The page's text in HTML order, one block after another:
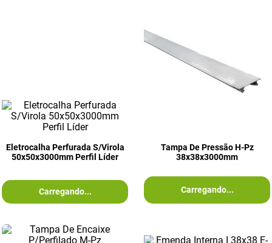
Eletrocalha Perfurada S/Virola
50x50x3000mm Perfil Líder
Carregando...
Tampa De Pressão H-Pz
38x38x3000mm
Carregando...